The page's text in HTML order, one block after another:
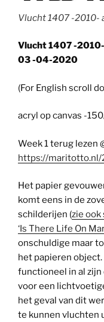
Vlucht 1407 -2010-
Vlucht 1407 -
03 -04-2020
(For English scroll
acryl op canvas -
Week 1 terug lezen
https://
Het papier
komt eens in de
schilderijen (zie ook
‘Is There Life On
onschuldige maar
het papieren
functioneel in al zijn
voor een
het geval van dit
te kunnen vluchten